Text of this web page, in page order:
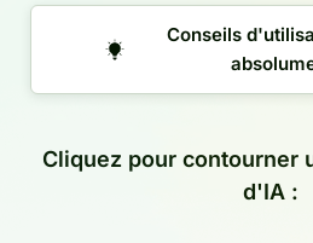
Conseils
Cliquez pour contourner
d'IA :